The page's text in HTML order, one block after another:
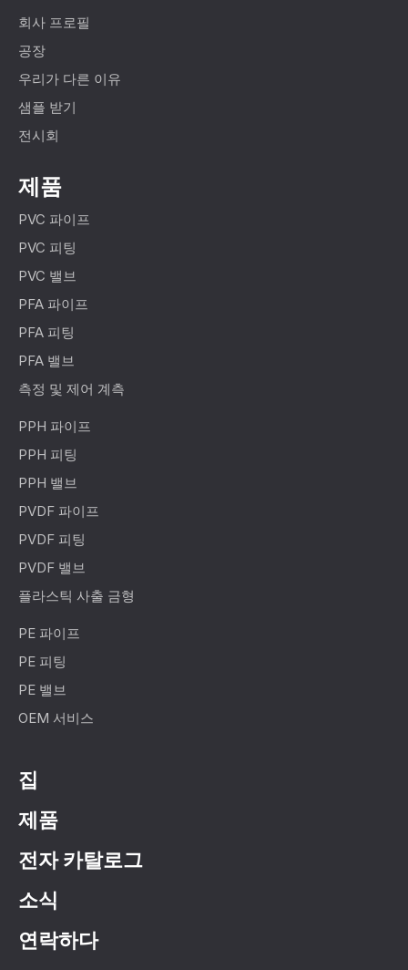
회사 프로필
공장
우리가 다른 이유
샘플 받기
전시회
제품
PVC 파이프
PVC 피팅
PVC 밸브
PFA 파이프
PFA 피팅
PFA 밸브
측정 및 제어 계측
PPH 파이프
PPH 피팅
PPH 밸브
PVDF 파이프
PVDF 피팅
PVDF 밸브
플라스틱 사출 금형
PE 파이프
PE 피팅
PE 밸브
OEM 서비스
집
제품
전자 카탈로그
소식
연락하다